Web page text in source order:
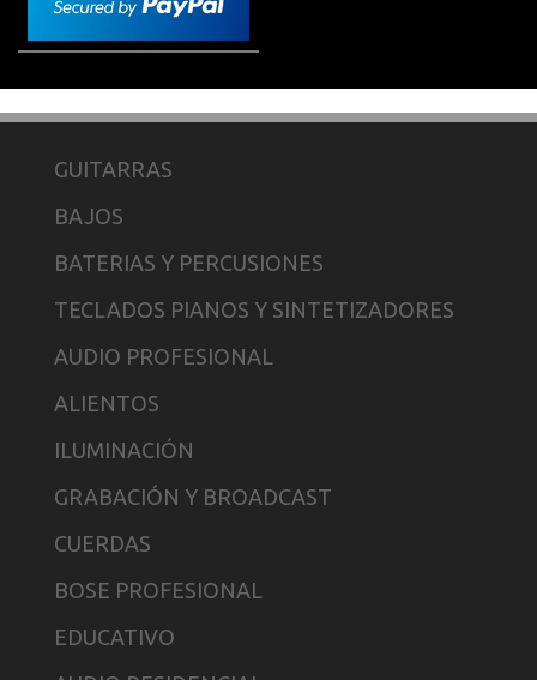
GUITARRAS
BAJOS
BATERIAS Y PERCUSIONES
TECLADOS PIANOS Y SINTETIZADORES
AUDIO PROFESIONAL
ALIENTOS
ILUMINACIÓN
GRABACIÓN Y BROADCAST
CUERDAS
BOSE PROFESIONAL
EDUCATIVO